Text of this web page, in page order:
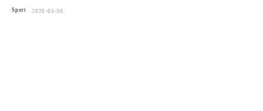
Sport 2026-05-30